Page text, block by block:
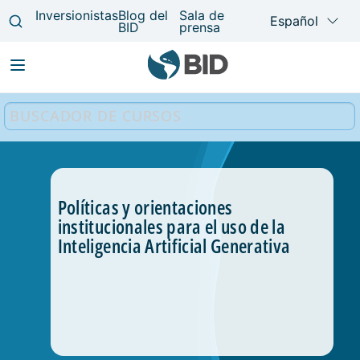
Main
navigation
Políticas y orientaciones
institucionales para el uso de la
Inteligencia Artificial Generativa